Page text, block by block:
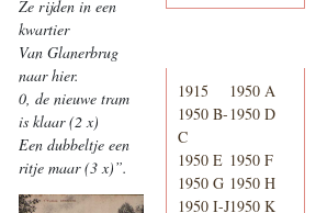
Ze rijden in een
kwartier
Van Glanerbrug
naar hier.
0, de nieuwe tram
is klaar (2 x)
Een dubbeltje een
ritje maar (3 x)”.
1915
1950 A
1950 B-
C
1950 D
1950 E 1950 F
1950 G 1950 H
1950 I-J1950 K